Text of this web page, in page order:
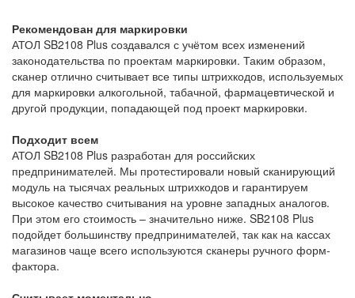
Рекомендован для маркировки
АТОЛ SB2108 Plus создавался с учётом всех изменений
законодательства по проектам маркировки. Таким образом,
сканер отлично считывает все типы штрихкодов, используемых
для маркировки алкогольной, табачной, фармацевтической и
другой продукции, попадающей под проект маркировки.
Подходит всем
АТОЛ SB2108 Plus разработан для российских
предпринимателей. Мы протестировали новый сканирующий
модуль на тысячах реальных штрихкодов и гарантируем
высокое качество считывания на уровне западных аналогов.
При этом его стоимость – значительно ниже. SB2108 Plus
подойдет большинству предпринимателей, так как на кассах
магазинов чаще всего используются сканеры ручного форм-
фактора.